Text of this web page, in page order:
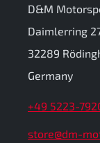
D&M
Daimlerring
32289
Germany
+49 5223-
store@dm-